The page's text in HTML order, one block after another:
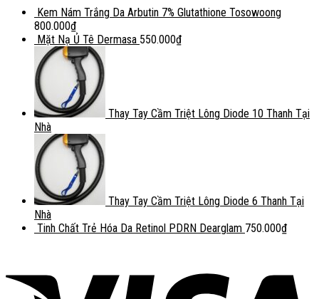
Kem Nám Trắng Da Arbutin 7% Glutathione Tosowoong
800.000₫
Mặt Nạ Ủ Tê Dermasa 550.000₫
Thay Tay Cầm Triệt Lông Diode 10 Thanh Tại
Nhà
Thay Tay Cầm Triệt Lông Diode 6 Thanh Tại
Nhà
Tinh Chất Trẻ Hóa Da Retinol PDRN Dearglam 750.000₫